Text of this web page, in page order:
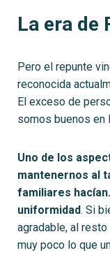
La era de
Pero el repunte
reconocida
El exceso de
somos buenos en
Uno de los
mantenernos al
familiares
uniformidad. Si
agradable, al
muy poco lo que